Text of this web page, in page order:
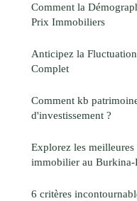
Comment la
Prix Immobiliers
Anticipez la
Complet
Comment kb
d'investissement ?
Explorez les
immobilier au Burkina-
6 critères